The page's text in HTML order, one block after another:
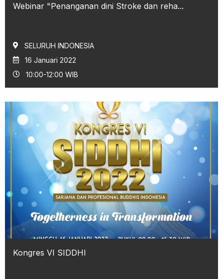
Webinar "Penanganan dini Stroke dan reha...
SELURUH INDONESIA
16 Januari 2022
10:00-12:00 WIB
Kongres VI SIDDHI